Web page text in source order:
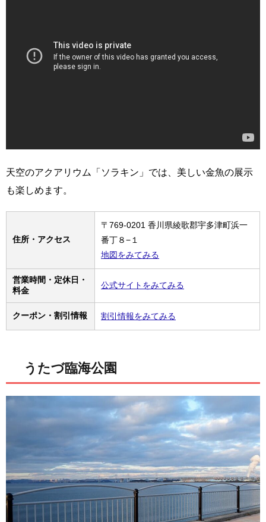
天空のアクアリウム「ソラキン」では、美しい金魚の展示
も楽しめます。
住所・アクセス
〒769-0201 香川県綾歌郡宇多津町浜一
番丁８−１
地図をみてみる
営業時間・定休日・
料金
公式サイトをみてみる
クーポン・割引情報 割引情報をみてみる
うたづ臨海公園